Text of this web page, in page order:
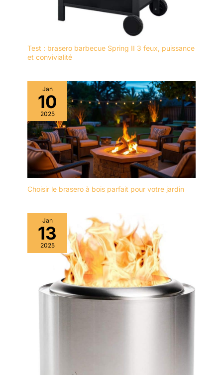
Test : brasero barbecue Spring II 3 feux, puissance
et convivialité
Jan
10
2025
Choisir le brasero à bois parfait pour votre jardin
Jan
13
2025